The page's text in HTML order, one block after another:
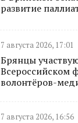
развитие
7 августа 2026, 17:01
Брянцы
Всероссийском
волонтёров-
7 августа 2026, 16:56